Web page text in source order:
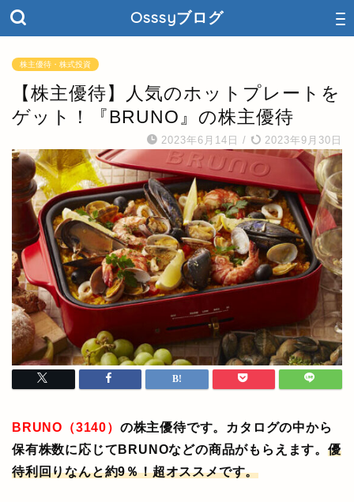
Osssyブログ
株主優待・株式投資
【株主優待】人気のホットプレートを
ゲット！『BRUNO』の株主優待
2023年6月14日 / 2023年9月30日
BRUNO（3140） の株主優待です。カタログの中から
保有株数に応じてBRUNOなどの商品がもらえます。 優
待利回りなんと約9％！超オススメです。